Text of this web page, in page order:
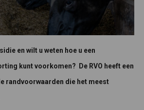
en wilt u weten hoe u een
kunt voorkomen? De RVO heeft een
randvoorwaarden die het meest